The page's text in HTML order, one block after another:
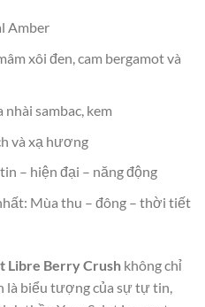
Amber
xôi đen, cam bergamot và
sambac, kem
và xạ hương
– hiện đại – năng động
Mùa thu – đông – thời tiết
Libre Berry Crush không chỉ
là biểu tượng của sự tự tin,